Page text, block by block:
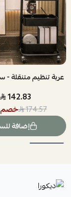
عربة تنظيم متنقلة - ستاند
142.83
174.57 خصم
إضافة